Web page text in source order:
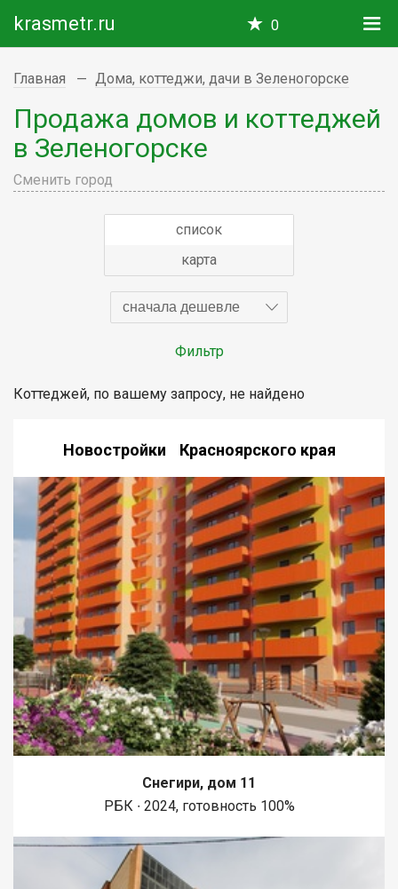
krasmetr.ru 0
Главная Дома, коттеджи, дачи в Зеленогорске
Продажа домов и коттеджей
в Зеленогорске
Сменить город
список
карта
сначала дешевле
Фильтр
Коттеджей, по вашему запросу, не найдено
Новостройки Красноярского края
Снегири, дом 11
РБК ∙ 2024, готовность 100%